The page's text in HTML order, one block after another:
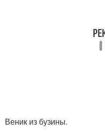
Веник из бузины.